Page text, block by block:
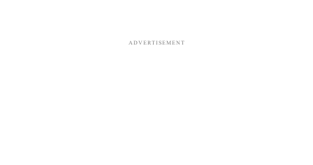
ADVERTISEMENT